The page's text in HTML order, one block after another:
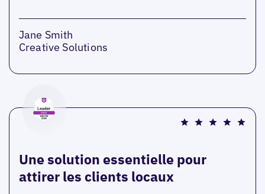
Jane Smith
Creative Solutions
Une solution essentielle pour
attirer les clients locaux